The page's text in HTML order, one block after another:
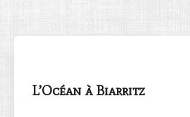
L’Océan à Biarritz